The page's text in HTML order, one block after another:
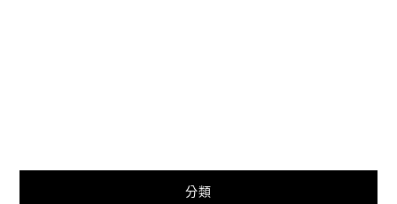
分類